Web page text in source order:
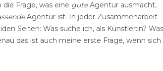
Frage, was eine guteAgentur ausmacht,
Agentur ist. In jeder Zusammenarbeit
Seiten: Was suche ich, als Künstler:in? Was
das ist auch meine erste Frage, wenn sich